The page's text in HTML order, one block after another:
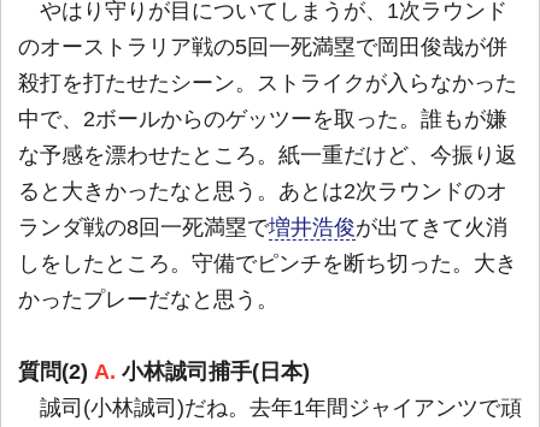
やはり守りが目についてしまうが、1次ラウンド
のオーストラリア戦の5回一死満塁で岡田俊哉が併
殺打を打たせたシーン。ストライクが入らなかった
中で、2ボールからのゲッツーを取った。誰もが嫌
な予感を漂わせたところ。紙一重だけど、今振り返
ると大きかったなと思う。あとは2次ラウンドのオ
ランダ戦の8回一死満塁で増井浩俊が出てきて火消
しをしたところ。守備でピンチを断ち切った。大き
かったプレーだなと思う。
質問(2) A. 小林誠司捕手(日本)
誠司(小林誠司)だね。去年1年間ジャイアンツで頑